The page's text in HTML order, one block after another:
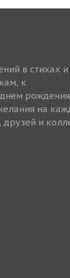
в стихах и
к
на
и